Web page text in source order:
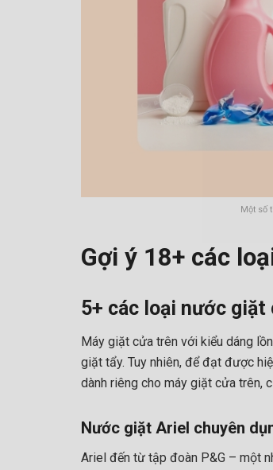
Một số
Gợi ý 18+ các
5+ các loại nước giặt
Máy giặt cửa trên với kiểu dáng
giặt tẩy. Tuy nhiên, để đạt được
dành riêng cho máy giặt cửa trên,
Nước giặt Ariel chuyên
Ariel đến từ tập đoàn P&G – một